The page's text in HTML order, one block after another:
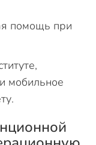
помощь при
мобильное